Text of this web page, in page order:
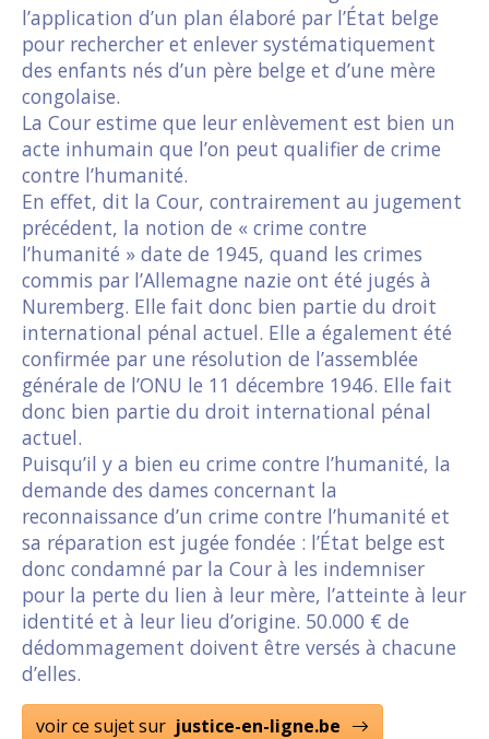
l’application d’un plan élaboré par l’État belge
pour rechercher et enlever systématiquement
des enfants nés d’un père belge et d’une mère
congolaise.
La Cour estime que leur enlèvement est bien un
acte inhumain que l’on peut qualifier de crime
contre l’humanité.
En effet, dit la Cour, contrairement au jugement
précédent, la notion de « crime contre
l’humanité » date de 1945, quand les crimes
commis par l’Allemagne nazie ont été jugés à
Nuremberg. Elle fait donc bien partie du droit
international pénal actuel. Elle a également été
confirmée par une résolution de l’assemblée
générale de l’ONU le 11 décembre 1946. Elle fait
donc bien partie du droit international pénal
actuel.
Puisqu’il y a bien eu crime contre l’humanité, la
demande des dames concernant la
reconnaissance d’un crime contre l’humanité et
sa réparation est jugée fondée : l’État belge est
donc condamné par la Cour à les indemniser
pour la perte du lien à leur mère, l’atteinte à leur
identité et à leur lieu d’origine. 50.000 € de
dédommagement doivent être versés à chacune
d’elles.
voir ce sujet sur justice-en-ligne.be